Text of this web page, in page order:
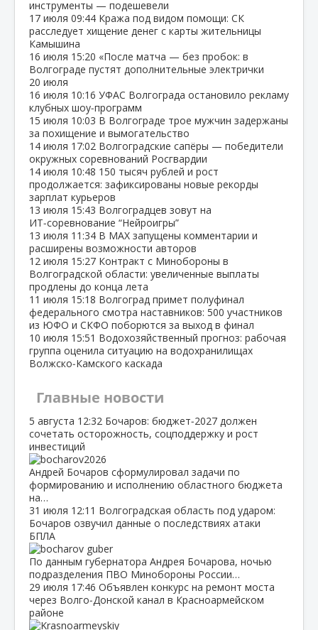
инструменты — подешевели
17 июля 09:44 Кража под видом помощи: СК
расследует хищение денег с карты жительницы
Камышина
16 июля 15:20 «После матча — без пробок: в
Волгограде пустят дополнительные электрички
20 июля
16 июля 10:16 УФАС Волгограда остановило рекламу
клубных шоу‑программ
15 июля 10:03 В Волгограде трое мужчин задержаны
за похищение и вымогательство
14 июля 17:02 Волгоградские сапёры — победители
окружных соревнований Росгвардии
14 июля 10:48 150 тысяч рублей и рост
продолжается: зафиксированы новые рекорды
зарплат курьеров
13 июля 15:43 Волгоградцев зовут на
ИТ‑соревнование “Нейроигры”
13 июля 11:34 В МАХ запущены комментарии и
расширены возможности авторов
12 июля 15:27 Контракт с Минобороны в
Волгоградской области: увеличенные выплаты
продлены до конца лета
11 июля 15:18 Волгоград примет полуфинал
федерального смотра наставников: 500 участников
из ЮФО и СКФО поборются за выход в финал
10 июля 15:51 Водохозяйственный прогноз: рабочая
группа оценила ситуацию на водохранилищах
Волжско‑Камского каскада
Главные новости
5 августа 12:32 Бочаров: бюджет‑2027 должен
сочетать осторожность, соцподдержку и рост
инвестиций
Андрей Бочаров сформулировал задачи по
формированию и исполнению областного бюджета
на…
31 июля 12:11 Волгоградская область под ударом:
Бочаров озвучил данные о последствиях атаки
БПЛА
По данным губернатора Андрея Бочарова, ночью
подразделения ПВО Минобороны России…
29 июля 17:46 Объявлен конкурс на ремонт моста
через Волго‑Донской канал в Красноармейском
районе